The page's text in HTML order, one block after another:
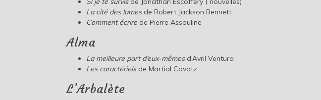
La cité des lamesde Robert Jackson Bennett
Comment écrire de Pierre Assouline
Alma
La meilleure part d’eux-mêmesd’Avril Ventura
Les caractérielsde Martial Cavatz
L’Arbalète